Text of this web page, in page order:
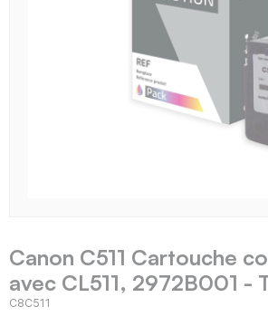
Canon C511 Cartouche
avec CL511, 2972B001 -
C8C511